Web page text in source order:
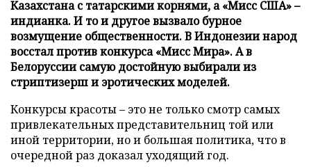
Казахстана с татарскими корнями, а «Мисс США» –
индианка. И то и другое вызвало бурное
возмущение общественности. В Индонезии народ
восстал против конкурса «Мисс Мира». А в
Белоруссии самую достойную выбирали из
стриптизерш и эротических моделей.
Конкурсы красоты – это не только смотр самых
привлекательных представительниц той или
иной территории, но и большая политика, что в
очередной раз доказал уходящий год.